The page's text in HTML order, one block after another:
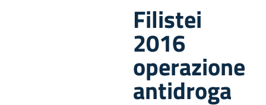
Filistei
2016
operazione
antidroga